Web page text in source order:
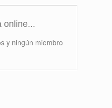
y ningún miembro